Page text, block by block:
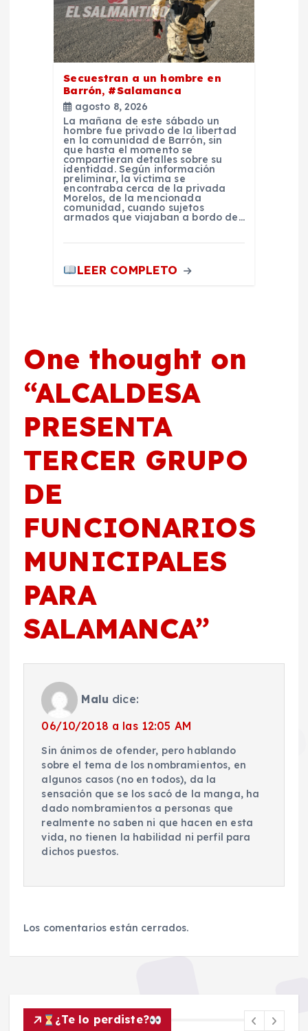
Secuestran a un hombre en
Barrón, #Salamanca
agosto 8, 2026
La mañana de este sábado un
hombre fue privado de la libertad
en la comunidad de Barrón, sin
que hasta el momento se
compartieran detalles sobre su
identidad. Según información
preliminar, la víctima se
encontraba cerca de la privada
Morelos, de la mencionada
comunidad, cuando sujetos
armados que viajaban a bordo de…
LEER COMPLETO
One thought on
“ALCALDESA
PRESENTA
TERCER GRUPO
DE
FUNCIONARIOS
MUNICIPALES
PARA
SALAMANCA”
Malu dice:
06/10/2018 a las 12:05 AM
Sin ánimos de ofender, pero hablando
sobre el tema de los nombramientos, en
algunos casos (no en todos), da la
sensación que se los sacó de la manga, ha
dado nombramientos a personas que
realmente no saben ni que hacen en esta
vida, no tienen la habilidad ni perfil para
dichos puestos.
Los comentarios están cerrados.
¿Te lo perdiste?